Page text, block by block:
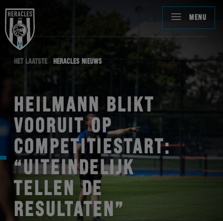
MENU
HET LAATSTE HERACLES NIEUWS
HEILMANN BLIKT
VOORUIT OP
COMPETITIESTART:
“UITEINDELIJK
TELLEN DE
RESULTATEN”